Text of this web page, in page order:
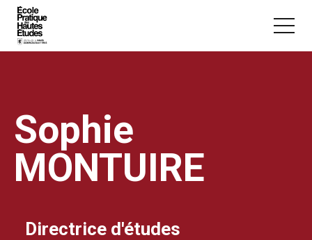
Vous recherchez peut-être :
Conférence Master
Sophie
MONTUIRE
Directrice d'études
Panneau de gestion des cookies